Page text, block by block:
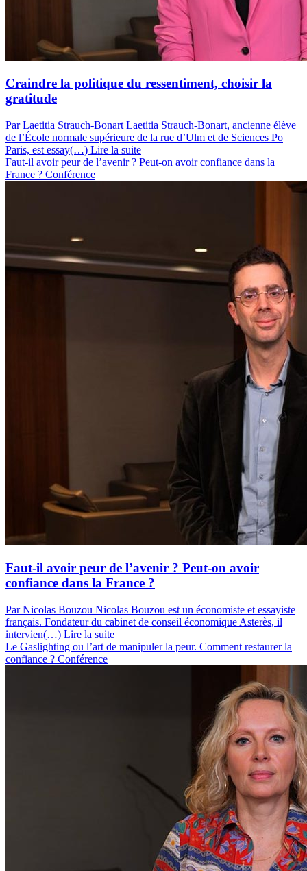
Craindre la politique du ressentiment, choisir la
gratitude
Par Laetitia Strauch-Bonart Laetitia Strauch-Bonart, ancienne élève
de l’École normale supérieure de la rue d’Ulm et de Sciences Po
Paris, est essay(…) Lire la suite
Faut-il avoir peur de l’avenir ? Peut-on avoir confiance dans la
France ? Conférence
Faut-il avoir peur de l’avenir ? Peut-on avoir
confiance dans la France ?
Par Nicolas Bouzou Nicolas Bouzou est un économiste et essayiste
français. Fondateur du cabinet de conseil économique Asterès, il
intervien(…) Lire la suite
Le Gaslighting ou l’art de manipuler la peur. Comment restaurer la
confiance ? Conférence